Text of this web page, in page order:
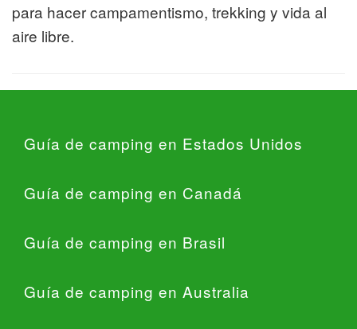
para hacer campamentismo, trekking y vida al
aire libre.
Guía de camping en Estados Unidos
Guía de camping en Canadá
Guía de camping en Brasil
Guía de camping en Australia